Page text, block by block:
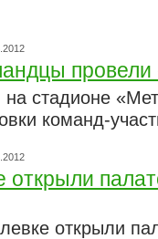
стадионе
команд-
открыли